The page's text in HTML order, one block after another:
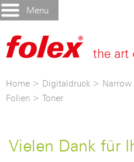
Menu
Home > Digitaldruck >
Folien > Toner
Vielen Dank für